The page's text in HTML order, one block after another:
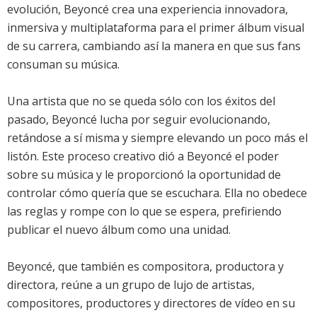
evolución, Beyoncé crea una experiencia innovadora,
inmersiva y multiplataforma para el primer álbum visual
de su carrera, cambiando así la manera en que sus fans
consuman su música.
Una artista que no se queda sólo con los éxitos del
pasado, Beyoncé lucha por seguir evolucionando,
retándose a sí misma y siempre elevando un poco más el
listón. Este proceso creativo dió a Beyoncé el poder
sobre su música y le proporcionó la oportunidad de
controlar cómo quería que se escuchara. Ella no obedece
las reglas y rompe con lo que se espera, prefiriendo
publicar el nuevo álbum como una unidad.
Beyoncé, que también es compositora, productora y
directora, reúne a un grupo de lujo de artistas,
compositores, productores y directores de vídeo en su